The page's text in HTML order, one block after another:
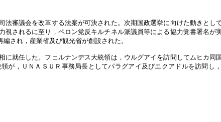
法審議会を改革する法案が可決された。次期国政選挙に向けた動きとし
されるに至り，ペロン党反キルチネル派議員等による協力覚書署名が
され，産業省及び観光省が創設された。
に就任した。フェルナンデス大統領は，ウルグアイを訪問してムヒカ同
が，ＵＮＡＳＵＲ事務局長としてパラグアイ及びエクアドルを訪問し